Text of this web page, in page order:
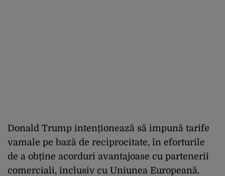
Donald Trump intenționează să impună tarife
vamale pe bază de reciprocitate, în eforturile
de a obține acorduri avantajoase cu partenerii
comerciali, inclusiv cu Uniunea Europeană.